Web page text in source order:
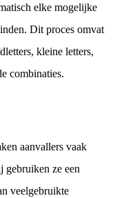
elke mogelijke
Dit proces omvat
kleine letters,
combinaties.
aanvallers vaak
gebruiken ze een
veelgebruikte